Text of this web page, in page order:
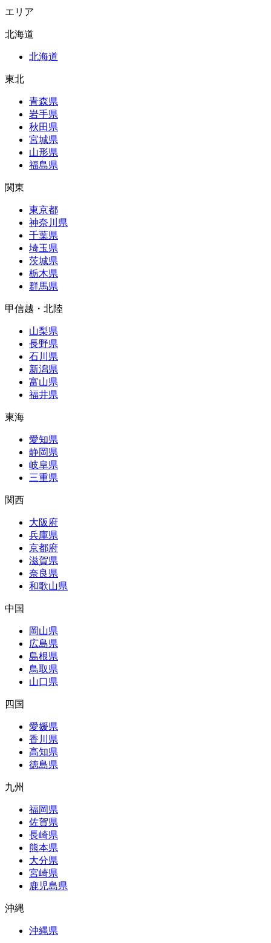
エリア
北海道
北海道
東北
青森県
岩手県
秋田県
宮城県
山形県
福島県
関東
東京都
神奈川県
千葉県
埼玉県
茨城県
栃木県
群馬県
甲信越・北陸
山梨県
長野県
石川県
新潟県
富山県
福井県
東海
愛知県
静岡県
岐阜県
三重県
関西
大阪府
兵庫県
京都府
滋賀県
奈良県
和歌山県
中国
岡山県
広島県
島根県
鳥取県
山口県
四国
愛媛県
香川県
高知県
徳島県
九州
福岡県
佐賀県
長崎県
熊本県
大分県
宮崎県
鹿児島県
沖縄
沖縄県